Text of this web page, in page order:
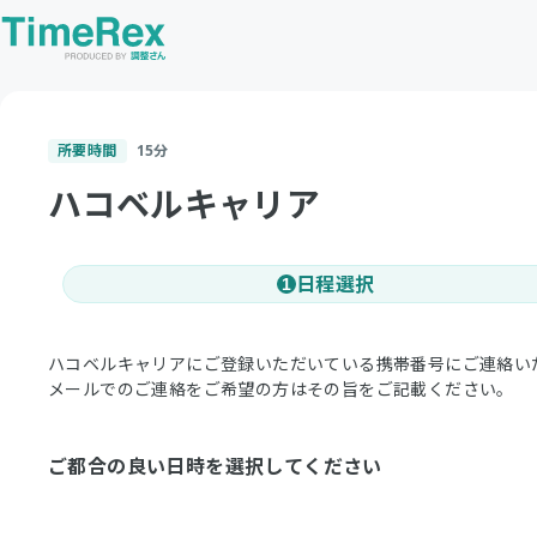
所要時間 15分
ハコベルキャリア
1 日程選択
ハコベルキャリアにご登録いただいている携帯番号にご連絡い
メールでのご連絡をご希望の方はその旨をご記載ください。
ご都合の良い日時を選択してください